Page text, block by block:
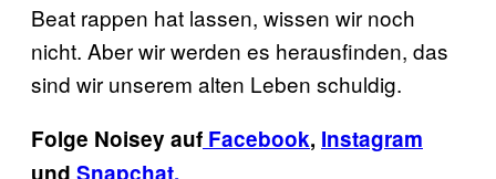
Beat rappen hat lassen, wissen wir noch
nicht. Aber wir werden es herausfinden, das
sind wir unserem alten Leben schuldig.
Folge Noisey auf Facebook, Instagram
und Snapchat.